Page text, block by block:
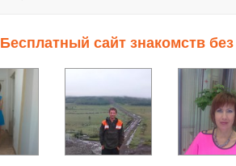
Бесплатный сайт знакомств